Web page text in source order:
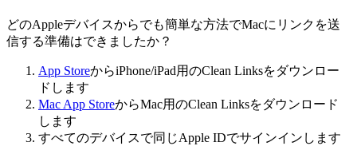
どのAppleデバイスからでも簡単な方法でMacにリンクを送
信する準備はできましたか？
App StoreからiPhone/iPad用のClean Linksをダウンロー
ドします
Mac App StoreからMac用のClean Linksをダウンロード
します
すべてのデバイスで同じApple IDでサインインします